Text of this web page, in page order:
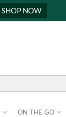
SHOP NOW
ON THE GO